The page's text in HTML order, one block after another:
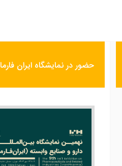
حضور در نمایشگاه ایران فارما ۱۴۰۳